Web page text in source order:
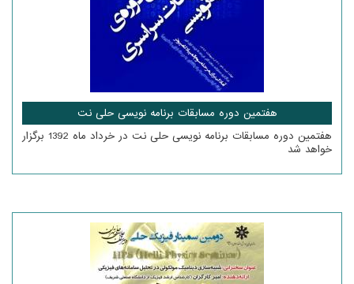
هفتمین دوره مسابقات برنامه نویسی حلی نت
هفتمین دوره مسابقات برنامه نویسی حلی نت در خرداد ماه 1392 برگزار
خواهد شد